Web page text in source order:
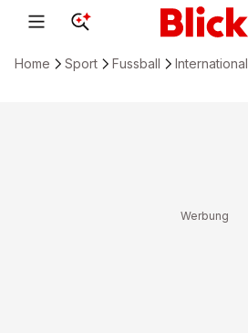
Home Sport Fussball International